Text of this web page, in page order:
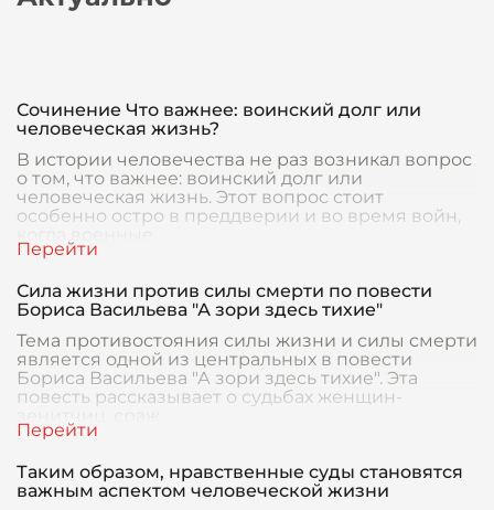
Сочинение Что важнее: воинский долг или
человеческая жизнь?
В истории человечества не раз возникал вопрос
о том, что важнее: воинский долг или
человеческая жизнь. Этот вопрос стоит
особенно остро в преддверии и во время войн,
Сила жизни против силы смерти по повести
Бориса Васильева "А зори здесь тихие"
Тема противостояния силы жизни и силы смерти
является одной из центральных в повести
Бориса Васильева "А зори здесь тихие". Эта
повесть рассказывает о судьбах женщин-
Таким образом, нравственные суды становятся
важным аспектом человеческой жизни